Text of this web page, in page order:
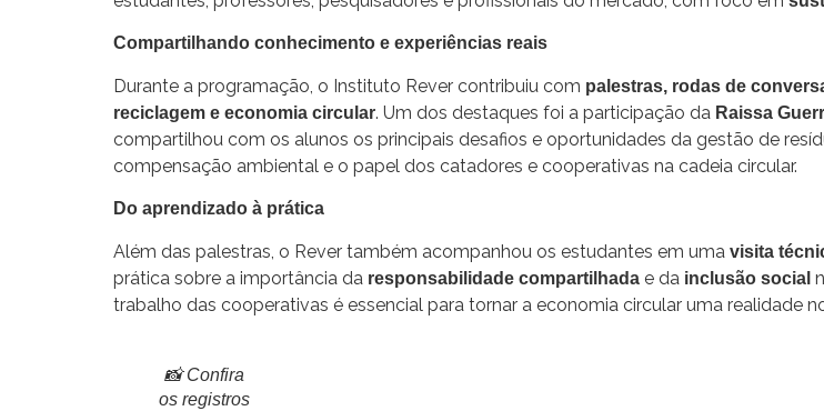
Compartilhando conhecimento e experiências reais
Durante a programação, o Instituto Rever contribuiu com palestras, rodas de
reciclagem e economia circular. Um dos destaques foi a participação da Raissa
compartilhou com os alunos os principais desafios e oportunidades da gestão de
compensação ambiental e o papel dos catadores e cooperativas na cadeia circular.
Do aprendizado à prática
Além das palestras, o Rever também acompanhou os estudantes em uma visita
prática sobre a importância da responsabilidade compartilhada e da inclusão social
trabalho das cooperativas é essencial para tornar a economia circular uma realidade
📸Confira
os registros